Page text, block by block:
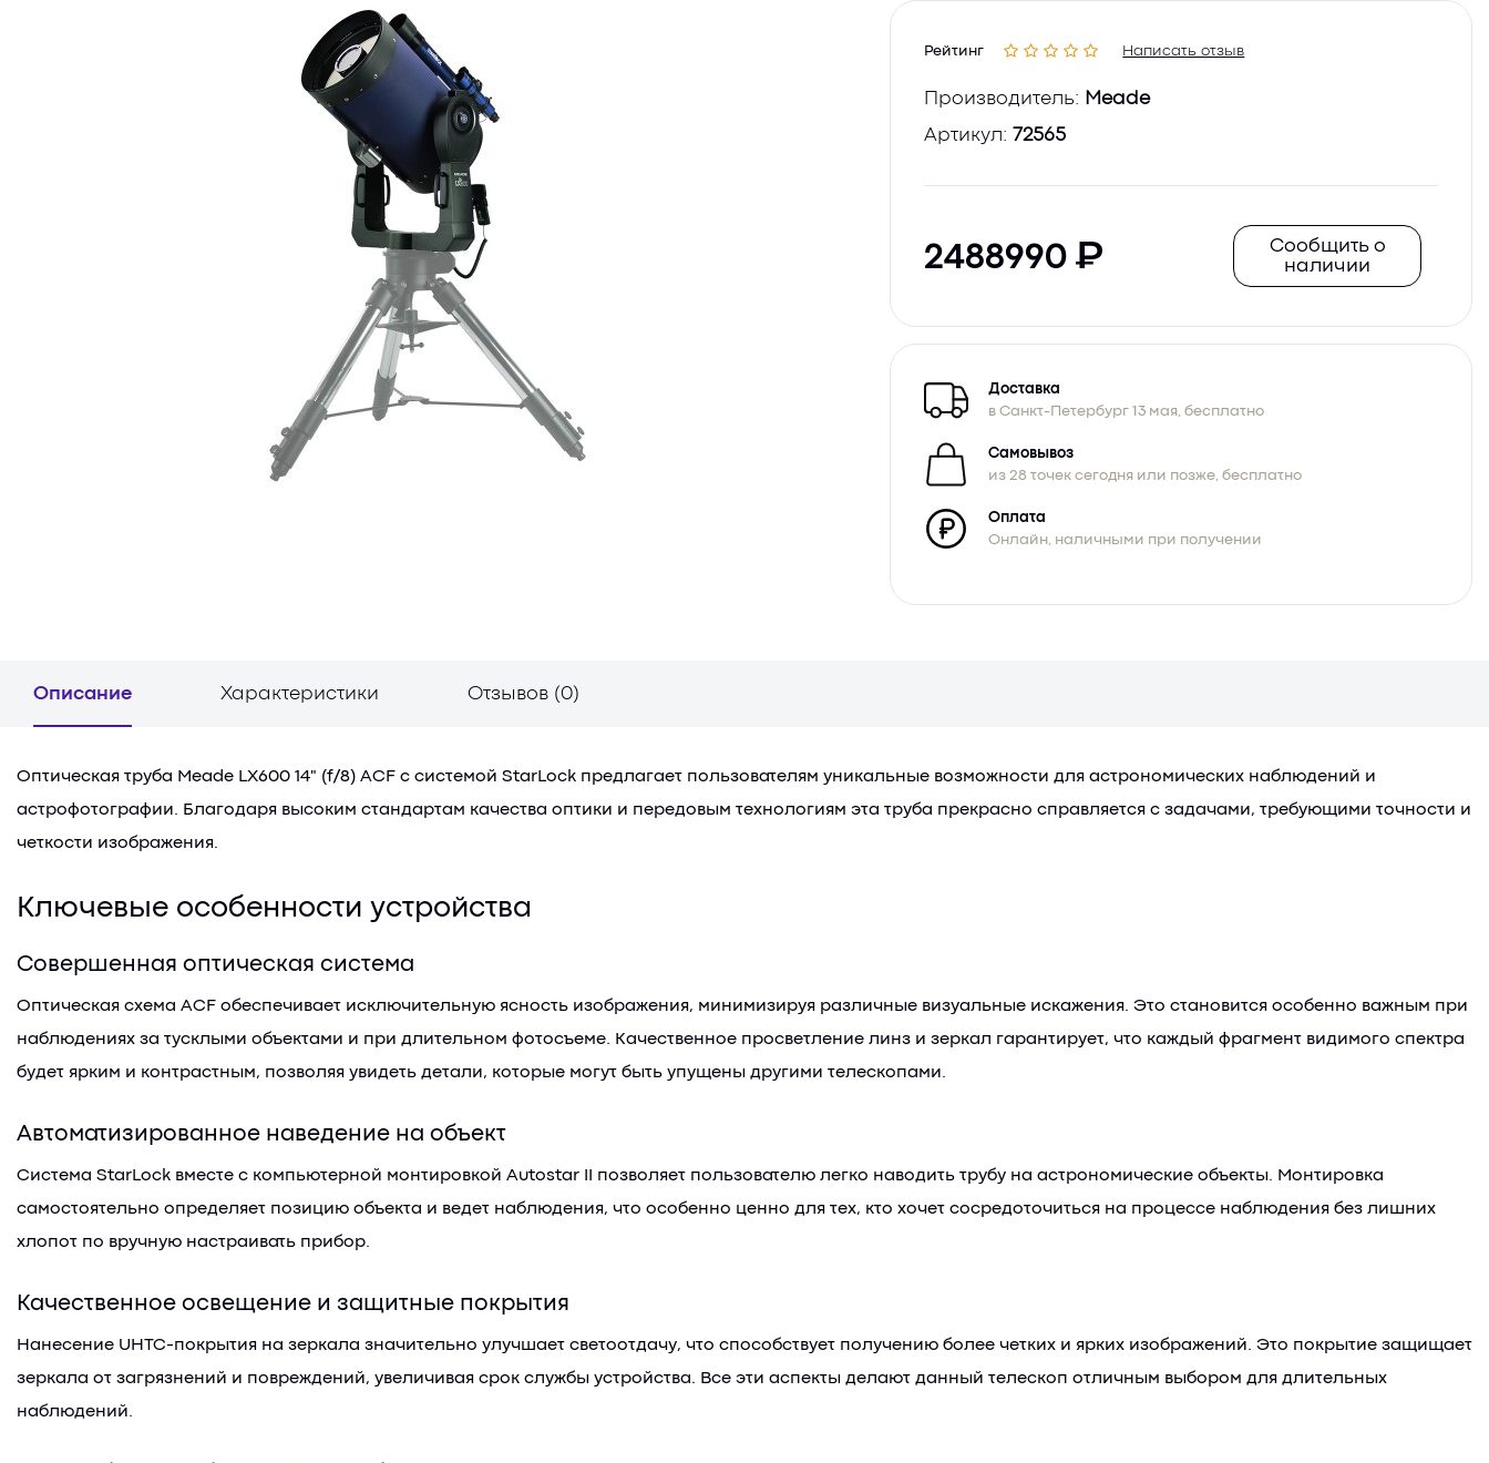
Рейтинг Написать отзыв
Производитель: Meade
Артикул: 72565
2488990
Сообщить о
наличии
Доставка
в Санкт-Петербург 13 мая, бесплатно
Самовывоз
из 28 точек сегодня или позже, бесплатно
Оплата
Онлайн, наличными при получении
Описание Характеристики Отзывов (0)
Оптическая труба Meade LX600 14" (f/8) ACF с системой StarLock предлагает пользователям уникальные возможности для астрономических наблюдений и
астрофотографии. Благодаря высоким стандартам качества оптики и передовым технологиям эта труба прекрасно справляется с задачами, требующими точности и
четкости изображения.
Ключевые особенности устройства
Совершенная оптическая система
Оптическая схема ACF обеспечивает исключительную ясность изображения, минимизируя различные визуальные искажения. Это становится особенно важным при
наблюдениях за тусклыми объектами и при длительном фотосъеме. Качественное просветление линз и зеркал гарантирует, что каждый фрагмент видимого спектра
будет ярким и контрастным, позволяя увидеть детали, которые могут быть упущены другими телескопами.
Автоматизированное наведение на объект
Система StarLock вместе с компьютерной монтировкой Autostar II позволяет пользователю легко наводить трубу на астрономические объекты. Монтировка
самостоятельно определяет позицию объекта и ведет наблюдения, что особенно ценно для тех, кто хочет сосредоточиться на процессе наблюдения без лишних
хлопот по вручную настраивать прибор.
Качественное освещение и защитные покрытия
Нанесение UHTC-покрытия на зеркала значительно улучшает светоотдачу, что способствует получению более четких и ярких изображений. Это покрытие защищает
зеркала от загрязнений и повреждений, увеличивая срок службы устройства. Все эти аспекты делают данный телескоп отличным выбором для длительных
наблюдений.